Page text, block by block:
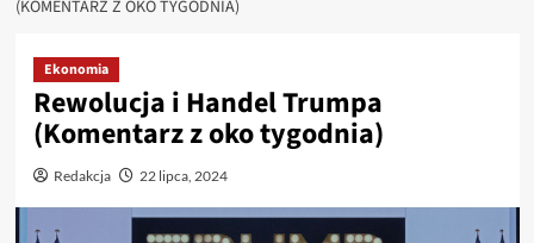
(KOMENTARZ Z OKO TYGODNIA)
Ekonomia
Rewolucja i Handel Trumpa
(Komentarz z oko tygodnia)
Redakcja 22 lipca, 2024